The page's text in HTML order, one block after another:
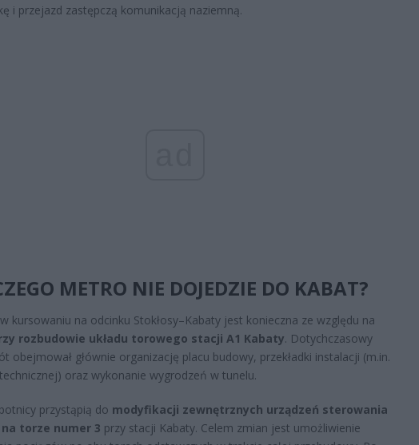
i przejazd zastępczą komunikacją naziemną.
METRO NIE DOJEDZIE DO KABAT?
kursowaniu na odcinku Stokłosy–Kabaty jest konieczna ze względu na
rozbudowie układu torowego stacji A1 Kabaty. Dotychczasowy
obejmował głównie organizację placu budowy, przekładki instalacji (m.in.
oraz wykonanie wygrodzeń w tunelu.
przystąpią do modyfikacji zewnętrznych urządzeń sterowania
torze numer 3 przy stacji Kabaty. Celem zmian jest umożliwienie